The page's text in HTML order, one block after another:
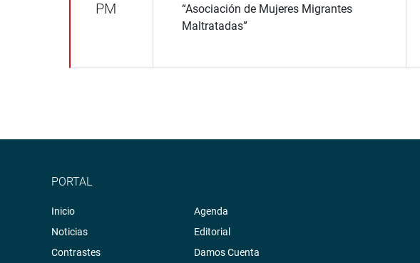
PM
“Asociación de Mujeres Migrantes
Maltratadas”
PORTAL
Inicio
Noticias
Contrastes
Agenda
Editorial
Damos Cuenta